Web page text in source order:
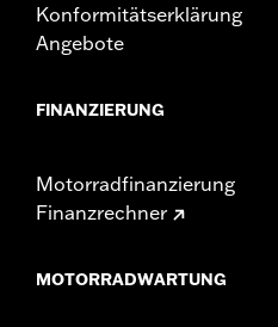
Konformitätserklärung
Angebote
FINANZIERUNG
Motorradfinanzierung
Finanzrechner
MOTORRADWARTUNG